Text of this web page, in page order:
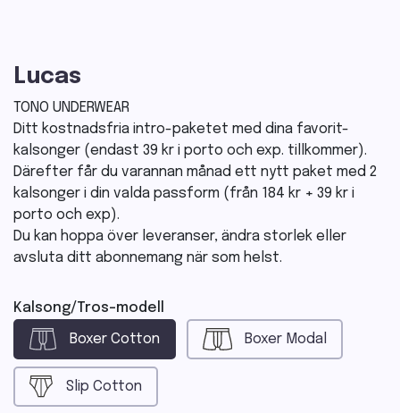
Lucas
TONO UNDERWEAR
Ditt kostnadsfria intro-paketet med dina favorit-
kalsonger (endast 39 kr i porto och exp. tillkommer).
Därefter får du varannan månad ett nytt paket med 2
kalsonger i din valda passform (från 184 kr + 39 kr i
porto och exp).
Du kan hoppa över leveranser, ändra storlek eller
avsluta ditt abonnemang när som helst.
Kalsong/Tros-modell
Boxer Cotton Boxer Modal
Slip Cotton